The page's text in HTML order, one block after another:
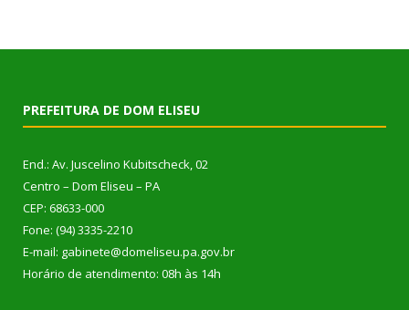
PREFEITURA DE DOM ELISEU
End.: Av. Juscelino Kubitscheck, 02
Centro – Dom Eliseu – PA
CEP: 68633-000
Fone: (94) 3335-2210
E-mail: gabinete@domeliseu.pa.gov.br
Horário de atendimento: 08h às 14h